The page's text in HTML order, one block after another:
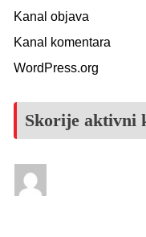
Kanal objava
Kanal komentara
WordPress.org
Skorije aktivni